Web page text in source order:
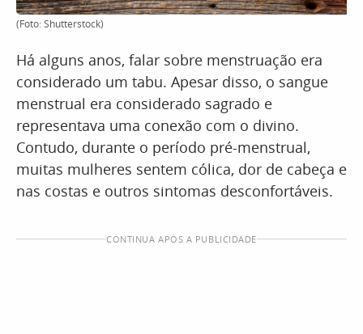
(Foto: Shutterstock)
Há alguns anos, falar sobre menstruação era
considerado um tabu. Apesar disso, o sangue
menstrual era considerado sagrado e
representava uma conexão com o divino.
Contudo, durante o período pré-menstrual,
muitas mulheres sentem cólica, dor de cabeça e
nas costas e outros sintomas desconfortáveis.
CONTINUA APÓS A PUBLICIDADE